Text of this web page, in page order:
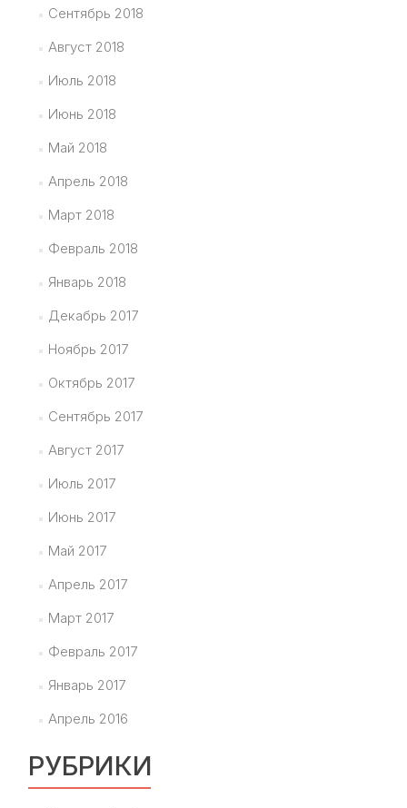
Сентябрь 2018
Август 2018
Июль 2018
Июнь 2018
Май 2018
Апрель 2018
Март 2018
Февраль 2018
Январь 2018
Декабрь 2017
Ноябрь 2017
Октябрь 2017
Сентябрь 2017
Август 2017
Июль 2017
Июнь 2017
Май 2017
Апрель 2017
Март 2017
Февраль 2017
Январь 2017
Апрель 2016
РУБРИКИ